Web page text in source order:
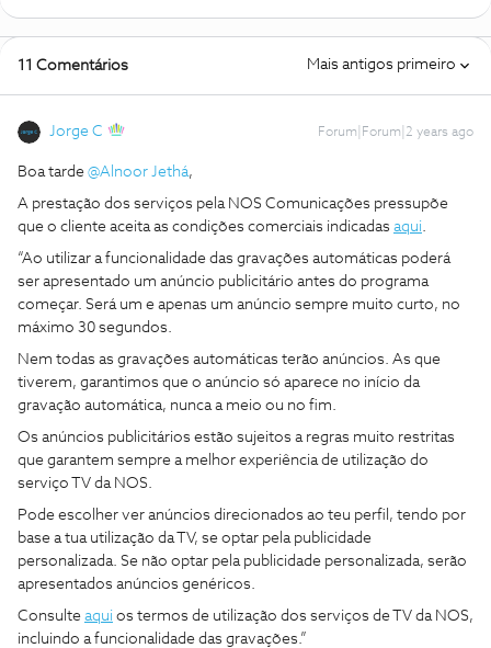
11 Comentários Mais antigos primeiro
Jorge C Forum|Forum|2 years ago
Boa tarde @Alnoor Jethá,
A prestação dos serviços pela NOS Comunicações pressupõe
que o cliente aceita as condições comerciais indicadas aqui.
“Ao utilizar a funcionalidade das gravações automáticas poderá
ser apresentado um anúncio publicitário antes do programa
começar. Será um e apenas um anúncio sempre muito curto, no
máximo 30 segundos.
Nem todas as gravações automáticas terão anúncios. As que
tiverem, garantimos que o anúncio só aparece no início da
gravação automática, nunca a meio ou no fim.
Os anúncios publicitários estão sujeitos a regras muito restritas
que garantem sempre a melhor experiência de utilização do
serviço TV da NOS.
Pode escolher ver anúncios direcionados ao teu perfil, tendo por
base a tua utilização da TV, se optar pela publicidade
personalizada. Se não optar pela publicidade personalizada, serão
apresentados anúncios genéricos.
Consulte aqui os termos de utilização dos serviços de TV da NOS,
incluindo a funcionalidade das gravações.”